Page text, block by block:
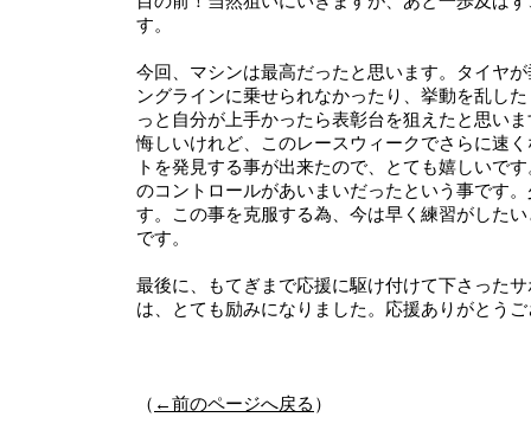
す。
今回、マシンは最高だったと思います。タイヤ
ングラインに乗せられなかったり、挙動を乱し
っと自分が上手かったら表彰台を狙えたと思い
悔しいけれど、このレースウィークでさらに速
トを発見する事が出来たので、とても嬉しいで
のコントロールがあいまいだったという事です
す。この事を克服する為、今は早く練習がした
です。
最後に、もてぎまで応援に駆け付けて下さった
は、とても励みになりました。応援ありがとう
（ ←前のページへ戻る ）